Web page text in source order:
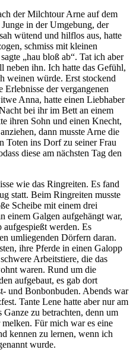
der Milchtour Arne auf dem
in der Umgebung, der
wütend und hilflos aus, hatte
schmiss mit kleinen
hau bloß ab . Tat ich aber
neben ihn. Ich hatte das Gefühl,
weinen würde. Erst stockend
Erlebnisse der vergangenen
Anna, hatte einen Liebhaber
bei ihr im Bett an einem
ihren Sohn und einen Knecht,
dann musste Arne die
Toten ins Dorf zu seiner Frau
diese am nächsten Tag den
wie das Ringreiten. Es fand
statt. Beim Ringreiten musste
Scheibe mit einem drei
einem Galgen aufgehängt war,
werden. Es
umliegenden Dörfern daran.
ihre Pferde in einen Galopp
Arbeitstiere, die das
waren. Rund um die
aufgebaut, es gab dort
und Bonbonbuden. Abends war
Tante Lene hatte aber nur am
zu betrachten, denn um
Für mich war es eine
kennen zu lernen, wenn ich
wurde.